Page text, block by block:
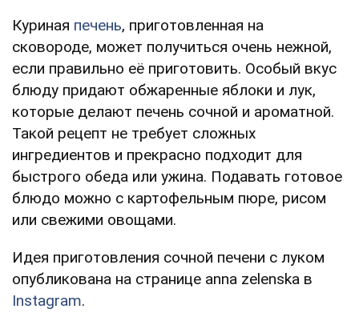
Куриная печень, приготовленная на
сковороде, может получиться очень нежной,
если правильно её приготовить. Особый вкус
блюду придают обжаренные яблоки и лук,
которые делают печень сочной и ароматной.
Такой рецепт не требует сложных
ингредиентов и прекрасно подходит для
быстрого обеда или ужина. Подавать готовое
блюдо можно с картофельным пюре, рисом
или свежими овощами.
Идея приготовления сочной печени с луком
опубликована на странице anna zelenska в
Instagram.